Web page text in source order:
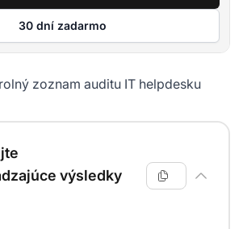
30 dní zadarmo
zoznam auditu IT helpdesku
IT helpdesku
výsledky